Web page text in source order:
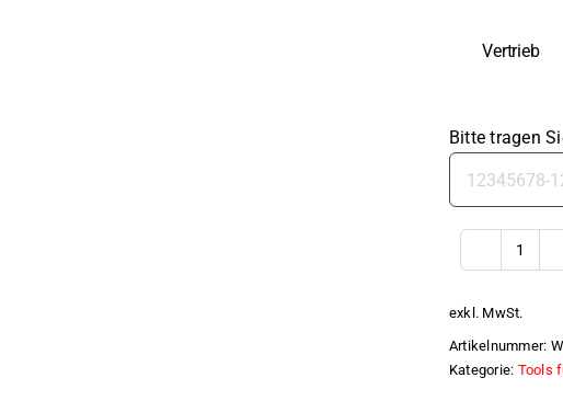
Vertrieb
Bitte tragen
exkl. MwSt.
Artikelnummer:
Kategorie: Tools